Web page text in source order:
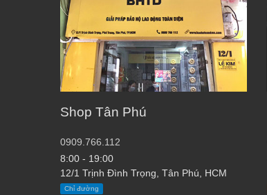
Shop Tân Phú
0909.766.112
8:00 - 19:00
12/1 Trịnh Đình Trọng, Tân Phú, HCM
Chỉ đường